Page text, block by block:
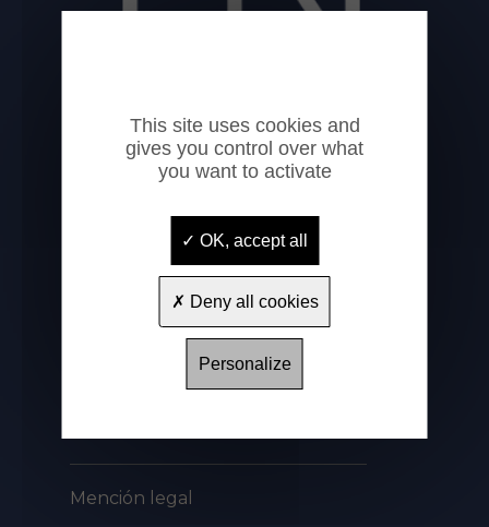
Hôtel National
1 rue Saint-Félix
Lourdes
+33 (0)5 62 94 02 17
contact@hotelnationallourdes.fr
www.hotel-national-lourdes.fr
Mención legal
This site uses cookies and
gives you control over what
you want to activate
OK, accept all
Deny all cookies
Personalize